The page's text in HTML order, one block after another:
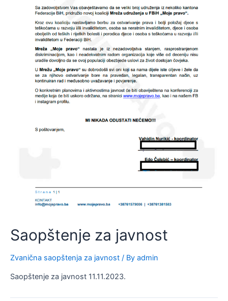
Saopštenje za javnost
Zvanična saopštenja za javnost / By admin
Saopštenje za javnost 11.11.2023.